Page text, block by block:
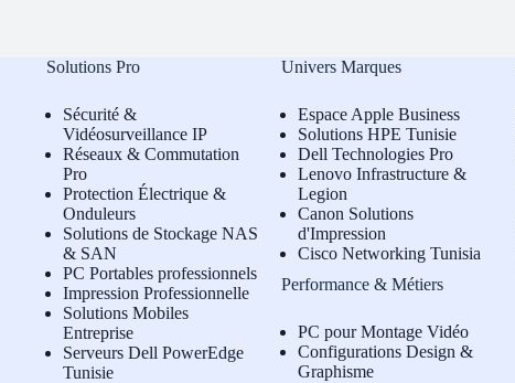
Solutions Pro
Sécurité &
Vidéosurveillance IP
Réseaux & Commutation
Pro
Protection Électrique &
Onduleurs
Solutions de Stockage NAS
& SAN
PC Portables professionnels
Impression Professionnelle
Solutions Mobiles
Entreprise
Serveurs Dell PowerEdge
Tunisie
Univers Marques
Espace Apple Business
Solutions HPE Tunisie
Dell Technologies Pro
Lenovo Infrastructure &
Legion
Canon Solutions
d'Impression
Cisco Networking Tunisia
Performance & Métiers
PC pour Montage Vidéo
Configurations Design &
Graphisme